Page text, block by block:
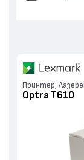
Принтер,
Optra T610